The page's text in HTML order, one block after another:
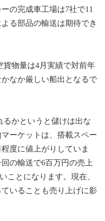
の完成車工場は7社で11
る部品の輸送は期待でき
貨物量は4月実績で対前年
なか厳しい船出となるで
るかというと儲けは出な
ーケットは、搭載スペー
度に値上がりしていま
の輸送で6百万円の売上
ことになります。現在、
いることも売り上げに影